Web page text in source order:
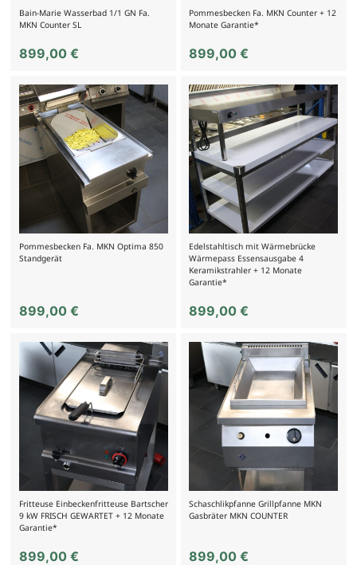
Bain-Marie Wasserbad 1/1 GN Fa.
MKN Counter SL
899,00 €
Pommesbecken Fa. MKN Counter + 12
Monate Garantie*
899,00€
Pommesbecken Fa. MKN Optima 850
Standgerät
899,00 €
Edelstahltisch mit Wärmebrücke
Wärmepass Essensausgabe 4
Keramikstrahler + 12 Monate
Garantie*
899,00€
Fritteuse Einbeckenfritteuse Bartscher
9 kW FRISCH GEWARTET + 12 Monate
Garantie*
899,00 €
Schaschlikpfanne Grillpfanne MKN
Gasbräter MKN COUNTER
899,00€